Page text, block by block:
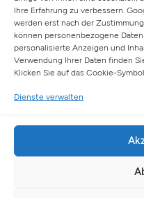
Ihre Erfahrung zu verbessern.
werden erst nach der
können personenbezogene
personalisierte Anzeigen und
Verwendung Ihrer Daten finden
Klicken Sie auf das Cookie-
Dienste verwalten
Spaldingstraße 57-59 /
20097 Hamburg
Telefon: +49 (0) 40
E-Mail:info@salo-ag.at